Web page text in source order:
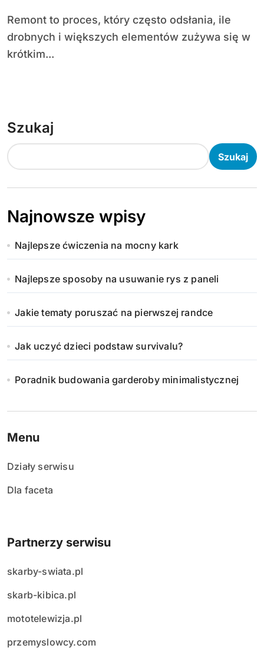
Remont to proces, który często odsłania, ile
drobnych i większych elementów zużywa się w
krótkim...
Szukaj
Szukaj
Najnowsze wpisy
Najlepsze ćwiczenia na mocny kark
Najlepsze sposoby na usuwanie rys z paneli
Jakie tematy poruszać na pierwszej randce
Jak uczyć dzieci podstaw survivalu?
Poradnik budowania garderoby minimalistycznej
Menu
Działy serwisu
Dla faceta
Partnerzy serwisu
skarby-swiata.pl
skarb-kibica.pl
mototelewizja.pl
przemyslowcy.com